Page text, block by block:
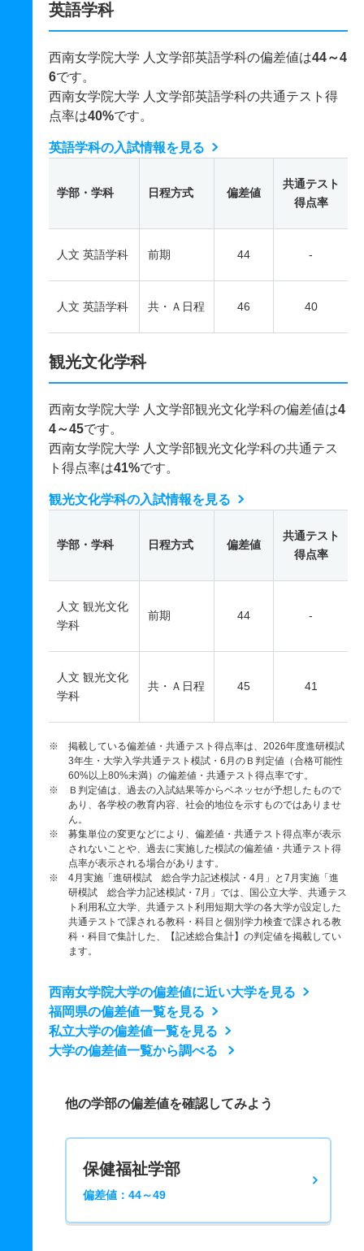
英語学科
西南女学院大学 人文学部英語学科の偏差値は44～4
6です。
西南女学院大学 人文学部英語学科の共通テスト得
点率は40%です。
英語学科の入試情報を見る
学部・学科 日程方式 偏差値
共通テスト
得点率
人文 英語学科 前期 44 -
人文 英語学科 共・Ａ日程 46 40
観光文化学科
西南女学院大学 人文学部観光文化学科の偏差値は4
4～45です。
西南女学院大学 人文学部観光文化学科の共通テス
ト得点率は41%です。
観光文化学科の入試情報を見る
学部・学科 日程方式 偏差値
共通テスト
得点率
人文 観光文化
学科
前期 44 -
人文 観光文化
学科
共・Ａ日程 45 41
※ 掲載している偏差値・共通テスト得点率は、2026年度進研模試
3年生・大学入学共通テスト模試・6月のＢ判定値（合格可能性
60%以上80%未満）の偏差値・共通テスト得点率です。
※ Ｂ判定値は、過去の入試結果等からベネッセが予想したもので
あり、各学校の教育内容、社会的地位を示すものではありませ
ん。
※ 募集単位の変更などにより、偏差値・共通テスト得点率が表示
されないことや、過去に実施した模試の偏差値・共通テスト得
点率が表示される場合があります。
※ 4月実施「進研模試 総合学力記述模試・4月」と7月実施「進
研模試 総合学力記述模試・7月」では、国公立大学、共通テス
ト利用私立大学、共通テスト利用短期大学の各大学が設定した
共通テストで課される教科・科目と個別学力検査で課される教
科・科目で集計した、【記述総合集計】の判定値を掲載してい
ます。
西南女学院大学の偏差値に近い大学を見る
福岡県の偏差値一覧を見る
私立大学の偏差値一覧を見る
大学の偏差値一覧から調べる
他の学部の偏差値を確認してみよう
保健福祉学部
偏差値：44～49